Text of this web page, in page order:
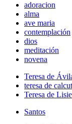
adoracion
alma
ave maria
contemplación
dios
meditación
novena
Teresa de
teresa de
Teresa de
Santos